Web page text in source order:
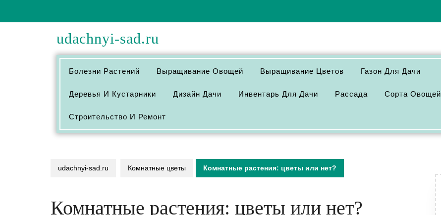
udachnyi-sad.ru
Болезни Растений Выращивание Овощей Выращивание Цветов Газон Для Дачи
Деревья И Кустарники Дизайн Дачи Инвентарь Для Дачи Рассада Сорта Овощей
Строительство И Ремонт
udachnyi-sad.ru Комнатные цветы Комнатные растения: цветы или нет?
Комнатные растения: цветы или нет?